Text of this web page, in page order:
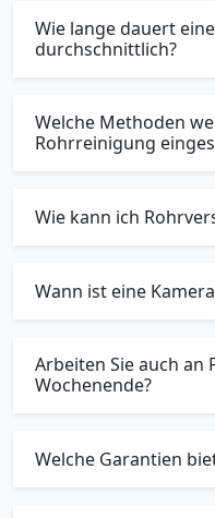
Wie lange dauert
durchschnittlich?
Welche Methoden
Rohrreinigung
Wie kann ich
Wann ist eine
Arbeiten Sie auch an
Wochenende?
Welche Garantien